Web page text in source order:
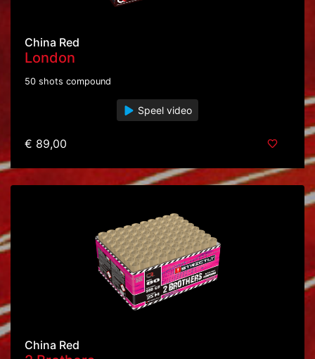
China Red
London
50 shots compound
Speel video
€ 89,00
China Red